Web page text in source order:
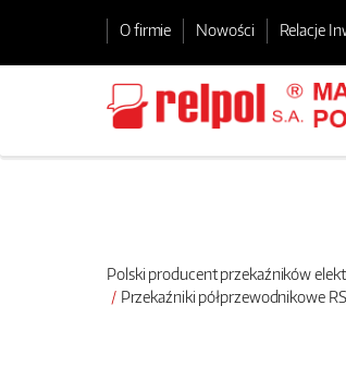
O firmie Nowości Relacje
Polski producent przekaźników
Przekaźniki półprzewodnikowe